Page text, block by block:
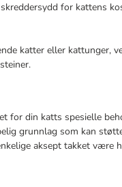
for kattens
katter eller kattunger,
for din katts spesielle
grunnlag som kan
aksept takket være